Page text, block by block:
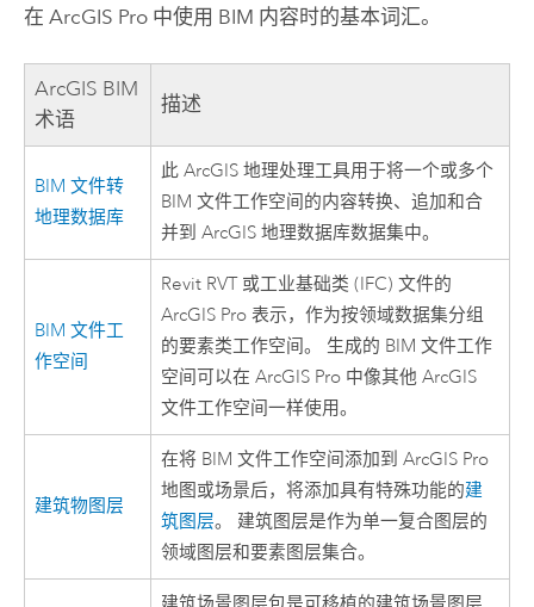
在 ArcGIS Pro中使用 BIM 内容时的基本词汇。
ArcGIS BIM
术语
描述
BIM 文件转
地理数据库
此 ArcGIS 地理处理工具用于将一个或多个
BIM 文件工作空间的内容转换、追加和合
并到 ArcGIS 地理数据库数据集中。
BIM 文件工
作空间
Revit RVT 或工业基础类 (IFC) 文件的
ArcGIS Pro 表示，作为按领域数据集分组
的要素类工作空间。 生成的 BIM 文件工作
空间可以在ArcGIS Pro 中像其他 ArcGIS
文件工作空间一样使用。
建筑物图层
在将 BIM 文件工作空间添加到ArcGIS Pro
地图或场景后，将添加具有特殊功能的建
筑图层。 建筑图层是作为单一复合图层的
领域图层和要素图层集合。